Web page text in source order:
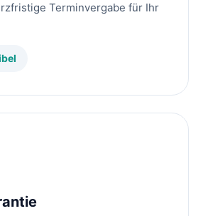
Terminvergabe für Ihr